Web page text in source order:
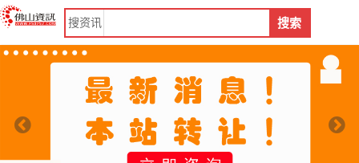
搜资讯 搜索